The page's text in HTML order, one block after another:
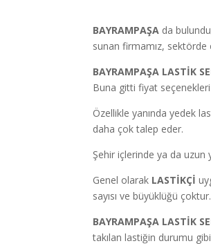
BAYRAMPAŞA da
sunan firmamız,
BAYRAMPAŞA LASTİK
Buna gitti fiyat
Özellikle yanında yedek
daha çok talep eder.
Şehir içlerinde ya da uzun
Genel olarak LASTİKÇİ
sayısı ve büyüklüğü
BAYRAMPAŞA LASTİK
takılan lastiğin durumu